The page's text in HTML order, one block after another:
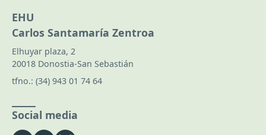
EHU
Carlos Santamaría Zentroa
Elhuyar plaza, 2
20018 Donostia-San Sebastián
tfno.: (34) 943 01 74 64
Social media